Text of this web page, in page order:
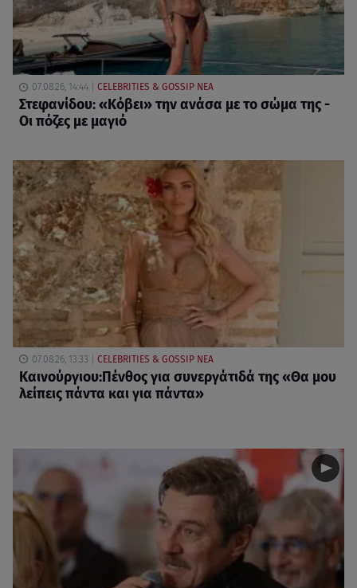
07.08.26, 14:44 CELEBRITIES & GOSSIP ΝΕΑ
Στεφανίδου: «Κόβει» την ανάσα με το σώμα της -
Οι πόζες με μαγιό
07.08.26, 13:33 CELEBRITIES & GOSSIP ΝΕΑ
Καινούργιου:Πένθος για συνεργάτιδά της «Θα μου
λείπεις πάντα και για πάντα»